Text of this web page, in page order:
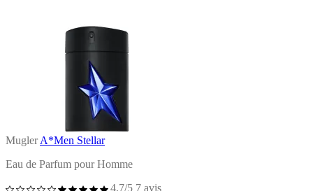
Mugler A*Men Stellar
Eau de Parfum pour Homme
4,7/5 7 avis